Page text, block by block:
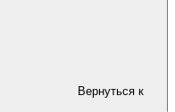
Вернуться к